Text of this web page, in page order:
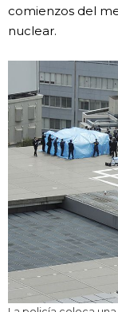
comienzos del
nuclear.